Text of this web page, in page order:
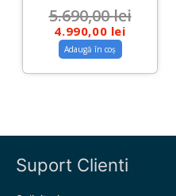
5.690,00lei
4.990,00 lei
Adaugă în coș
Suport Clienti